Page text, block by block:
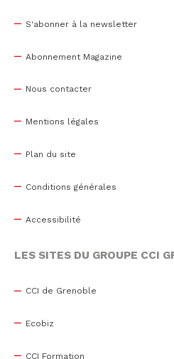
S'abonner à la newsletter
Abonnement Magazine
Nous contacter
Mentions légales
Plan du site
Conditions générales
Accessibilité
LES SITES DU GROUPE CCI
CCI de Grenoble
Ecobiz
CCI Formation